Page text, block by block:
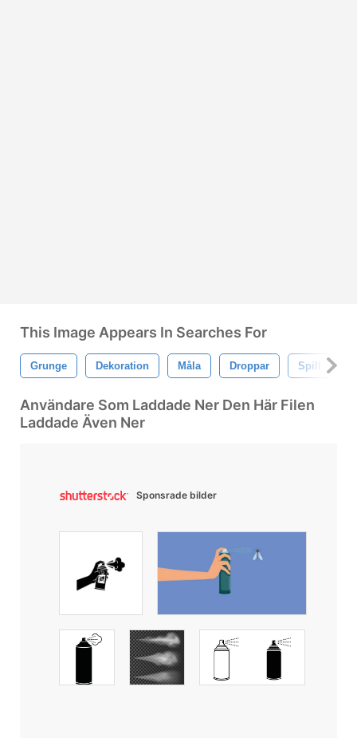
This Image Appears In Searches For
Grunge Dekoration Måla Droppar Spill
Användare Som Laddade Ner Den Här Filen
Laddade Även Ner
Sponsrade bilder